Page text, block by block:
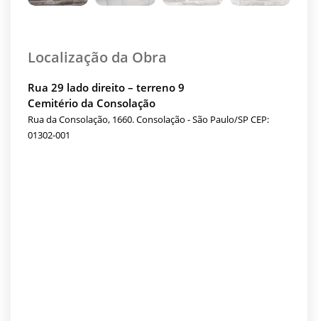
Localização da Obra
Rua 29 lado direito – terreno 9
Cemitério da Consolação
Rua da Consolação, 1660. Consolação - São Paulo/SP CEP:
01302-001